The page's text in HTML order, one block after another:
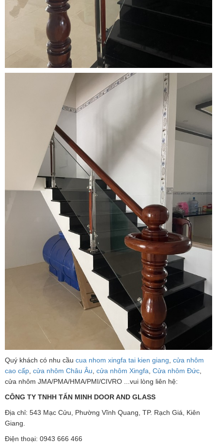
Quý khách có nhu cầu cua nhom xingfa tai kien giang cửa nhôm
cao cấp cửa nhôm Châu Âu cửa nhôm Xingfa Cửa nhôm Đức
cửa nhôm JMA/PMA/HMA/PMI/CIVRO ...vui lòng liên hệ:
CÔNG TY TNHH TẤN MINH DOOR AND GLASS
Địa chỉ: 543 Mạc Cửu, Phường Vĩnh Quang, TP. Rạch Giá, Kiên
Giang.
Điện thoại: 0943 666 466